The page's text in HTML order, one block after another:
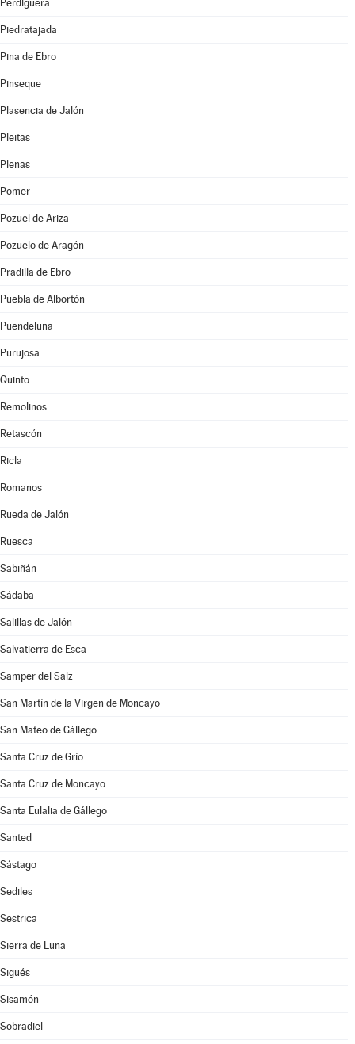
Perdiguera
Piedratajada
Pina de Ebro
Pinseque
Plasencia de Jalón
Pleitas
Plenas
Pomer
Pozuel de Ariza
Pozuelo de Aragón
Pradilla de Ebro
Puebla de Albortón
Puendeluna
Purujosa
Quinto
Remolinos
Retascón
Ricla
Romanos
Rueda de Jalón
Ruesca
Sabiñán
Sádaba
Salillas de Jalón
Salvatierra de Esca
Samper del Salz
San Martín de la Virgen de Moncayo
San Mateo de Gállego
Santa Cruz de Grío
Santa Cruz de Moncayo
Santa Eulalia de Gállego
Santed
Sástago
Sediles
Sestrica
Sierra de Luna
Sigüés
Sisamón
Sobradiel